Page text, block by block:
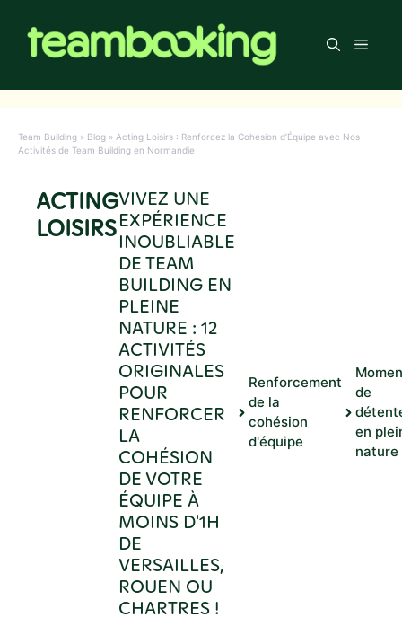
contenu
Menu
Team Building » Blog » Acting Loisirs : Renforcez la Cohésion d’Équipe avec Nos
Activités de Team Building en Normandie
ACTING
LOISIRS
VIVEZ UNE
EXPÉRIENCE
INOUBLIABLE
DE TEAM
BUILDING EN
PLEINE
NATURE : 12
ACTIVITÉS
ORIGINALES
POUR
RENFORCER
LA
COHÉSION
DE VOTRE
ÉQUIPE À
MOINS D'1H
DE
VERSAILLES,
ROUEN OU
CHARTRES !
Renforcement
de la
cohésion
d'équipe
de
en
nature